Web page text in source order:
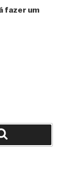
fazer um